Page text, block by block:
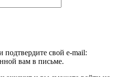
подтвердите свой e-mail:
вам в письме.